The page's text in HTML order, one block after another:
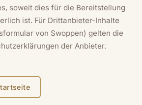
soweit dies für die Bereitstellung
ist. Für Drittanbieter-Inhalte
von Swoppen) gelten die
der Anbieter.